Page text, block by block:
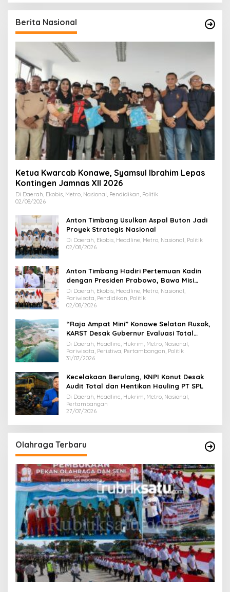
Berita Nasional
Ketua Kwarcab Konawe, Syamsul Ibrahim Lepas
Kontingen Jamnas XII 2026
Di Daerah, Ekobis, Metro, Nasional, Pendidikan, Politik
02/08/2026
Anton Timbang Usulkan Aspal Buton Jadi
Proyek Strategis Nasional
Di Daerah, Ekobis, Headline, Metro, Nasional, Politik
02/08/2026
Anton Timbang Hadiri Pertemuan Kadin
dengan Presiden Prabowo, Bawa Misi
Majukan Ekonomi Sultra
Di Daerah, Ekobis, Headline, Metro, Nasional,
Pariwisata, Pendidikan, Politik
02/08/2026
“Raja Ampat Mini” Konawe Selatan Rusak,
KARST Desak Gubernur Evaluasi Total
Dispar Sultra
Di Daerah, Headline, Hukrim, Metro, Nasional,
Pariwisata, Peristiwa, Pertambangan, Politik
31/07/2026
Kecelakaan Berulang, KNPI Konut Desak
Audit Total dan Hentikan Hauling PT SPL
Di Daerah, Headline, Hukrim, Metro, Nasional,
Pertambangan
27/07/2026
Olahraga Terbaru